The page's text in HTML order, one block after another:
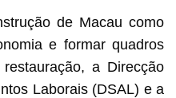
de Macau como
e formar quadros
a Direcção
Laborais (DSAL) e a